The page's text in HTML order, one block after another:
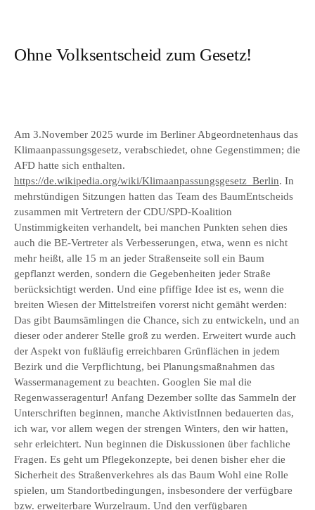
Ohne Volksentscheid zum Gesetz!
Am 3.November 2025 wurde im Berliner Abgeordnetenhaus das
Klimaanpassungsgesetz, verabschiedet, ohne Gegenstimmen; die
AFD hatte sich enthalten.
https://de.wikipedia.org/wiki/Klimaanpassungsgesetz_Berlin. In
mehrstündigen Sitzungen hatten das Team des BaumEntscheids
zusammen mit Vertretern der CDU/SPD-Koalition
Unstimmigkeiten verhandelt, bei manchen Punkten sehen dies
auch die BE-Vertreter als Verbesserungen, etwa, wenn es nicht
mehr heißt, alle 15 m an jeder Straßenseite soll ein Baum
gepflanzt werden, sondern die Gegebenheiten jeder Straße
berücksichtigt werden. Und eine pfiffige Idee ist es, wenn die
breiten Wiesen der Mittelstreifen vorerst nicht gemäht werden:
Das gibt Baumsämlingen die Chance, sich zu entwickeln, und an
dieser oder anderer Stelle groß zu werden. Erweitert wurde auch
der Aspekt von fußläufig erreichbaren Grünflächen in jedem
Bezirk und die Verpflichtung, bei Planungsmaßnahmen das
Wassermanagement zu beachten. Googlen Sie mal die
Regenwasseragentur! Anfang Dezember sollte das Sammeln der
Unterschriften beginnen, manche AktivistInnen bedauerten das,
ich war, vor allem wegen der strengen Winters, den wir hatten,
sehr erleichtert. Nun beginnen die Diskussionen über fachliche
Fragen. Es geht um Pflegekonzepte, bei denen bisher eher die
Sicherheit des Straßenverkehres als das Baum Wohl eine Rolle
spielen, um Standortbedingungen, insbesondere der verfügbare
bzw. erweiterbare Wurzelraum. Und den verfügbaren